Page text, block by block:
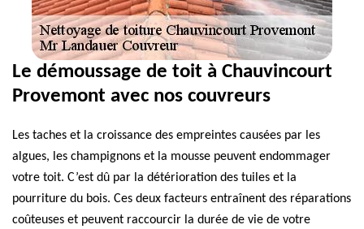
Le démoussage de toit à Chauvincourt
Provemont avec nos couvreurs
Les taches et la croissance des empreintes causées par les
algues, les champignons et la mousse peuvent endommager
votre toit. C’est dû par la détérioration des tuiles et la
pourriture du bois. Ces deux facteurs entraînent des réparations
coûteuses et peuvent raccourcir la durée de vie de votre